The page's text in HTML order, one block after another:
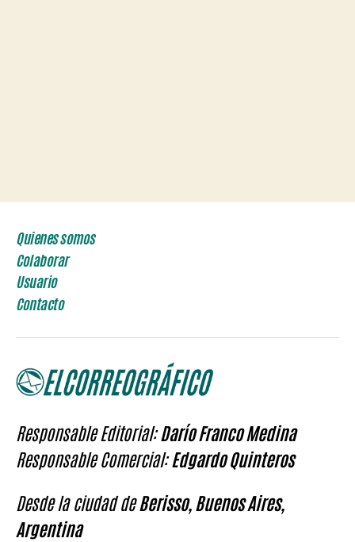
Quienes somos
Colaborar
Usuario
Contacto
Responsable Editorial:Darío Franco Medina
Responsable Comercial:Edgardo Quinteros
Desde la ciudad deBerisso, Buenos Aires,
Argentina